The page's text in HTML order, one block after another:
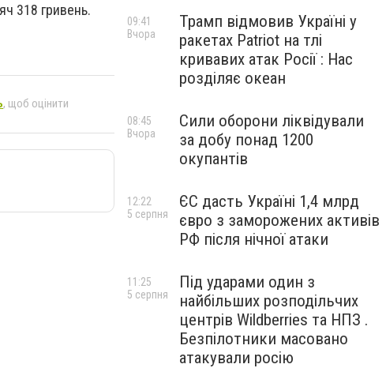
318 гривень.
, щоб оцінити
Трамп відмовив Україні у
ракетах Patriot на тлі
кривавих атак Росії : Нас
розділяє океан
09:41
Вчора
Сили оборони ліквідували
за добу понад 1200
окупантів
08:45
Вчора
ЄС дасть Україні 1,4 млрд
євро з заморожених активів
РФ після нічної атаки
12:22
5 серпня
Під ударами один з
найбільших розподільчих
центрів Wildberries та НПЗ .
Безпілотники масовано
атакували росію
11:25
5 серпня